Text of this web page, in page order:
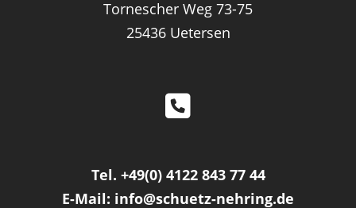
Tornescher Weg 73-75
25436 Uetersen
Tel. +49(0) 4122 843 77 44
E-Mail: info@schuetz-nehring.de